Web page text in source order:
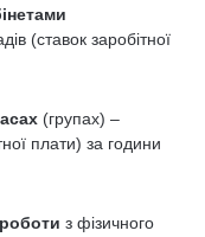
(ставок заробітної
(групах) –
плати) за години
з фізичного